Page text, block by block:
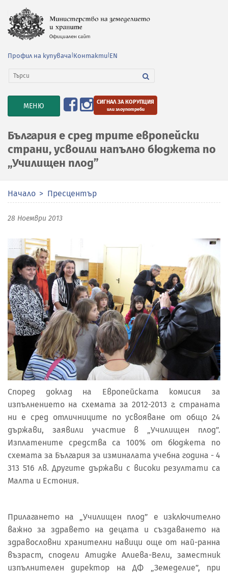
Профил на купувача Контакти EN
TOGGLE
NAVIGATION
МЕНЮ СИГНАЛ ЗА КОРУПЦИЯ
или злоупотреби
България е сред трите европейски
страни, усвоили напълно бюджета по
„Училищен плод”
Начало Пресцентър
28 Ноември 2013
Според доклад на Европейската комисия за
изпълнението на схемата за 2012-2013 г. страната
ни е сред отличниците по усвояване от общо 24
държави, заявили участие в „Училищен плод”.
Изплатените средства са 100% от бюджета по
схемата за България за изминалата учебна година - 4
313 516 лв. Другите държави с високи резултати са
Малта и Естония.
Прилагането на „Училищен плод” е изключително
важно за здравето на децата и създаването на
здравословни хранителни навици още от най-ранна
възраст, сподели Атидже Алиева-Вели, заместник
изпълнителен директор на ДФ „Земеделие”, при